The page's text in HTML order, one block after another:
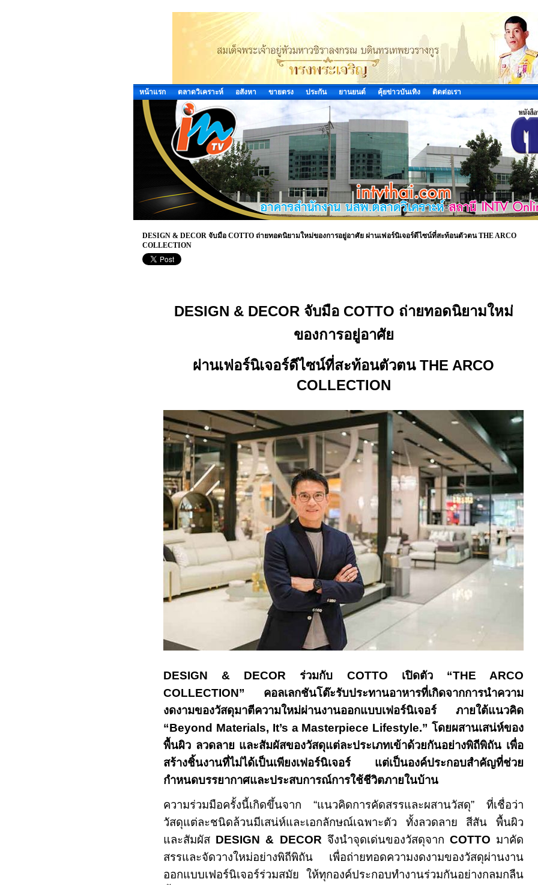
หน้าแรก ตลาดวิเคราะห์ อสังหา ขายตรง ประกัน ยานยนต์ คุ้ยข่าวบันเทิง ติดต่อเรา
DESIGN & DECOR จับมือ COTTO ถ่ายทอดนิยามใหม่ของการอยู่อาศัย ผ่านเฟอร์นิเจอร์ดีไซน์ที่สะท้อนตัวตน THE ARCO
COLLECTION
DESIGN & DECOR จับมือCOTTO ถ่ายทอดนิยามใหม่
ของการอยู่อาศัย
ผ่านเฟอร์นิเจอร์ดีไซน์ที่สะท้อนตัวตน THE ARCO
COLLECTION
DESIGN & DECOR ร่วมกับ COTTO เปิดตัว “THE ARCO
COLLECTION” คอลเลกชันโต๊ะรับประทานอาหารที่เกิดจากการนำความ
งดงามของวัสดุมาตีความใหม่ผ่านงานออกแบบเฟอร์นิเจอร์ ภายใต้แนวคิด
“Beyond Materials, It’s a Masterpiece Lifestyle.” โดยผสานเสน่ห์ของ
พื้นผิว ลวดลาย และสัมผัสของวัสดุแต่ละประเภทเข้าด้วยกันอย่างพิถีพิถัน เพื่อ
สร้างชิ้นงานที่ไม่ได้เป็นเพียงเฟอร์นิเจอร์ แต่เป็นองค์ประกอบสำคัญที่ช่วย
กำหนดบรรยากาศและประสบการณ์การใช้ชีวิตภายในบ้าน
ความร่วมมือครั้งนี้เกิดขึ้นจาก “แนวคิดการคัดสรรและผสานวัสดุ” ที่เชื่อว่า
วัสดุแต่ละชนิดล้วนมีเสน่ห์และเอกลักษณ์เฉพาะตัว ทั้งลวดลาย สีสัน พื้นผิว
และสัมผัส DESIGN & DECOR จึงนำจุดเด่นของวัสดุจาก COTTO มาคัด
สรรและจัดวางใหม่อย่างพิถีพิถัน เพื่อถ่ายทอดความงดงามของวัสดุผ่านงาน
ออกแบบเฟอร์นิเจอร์ร่วมสมัย ให้ทุกองค์ประกอบทำงานร่วมกันอย่างกลมกลืน